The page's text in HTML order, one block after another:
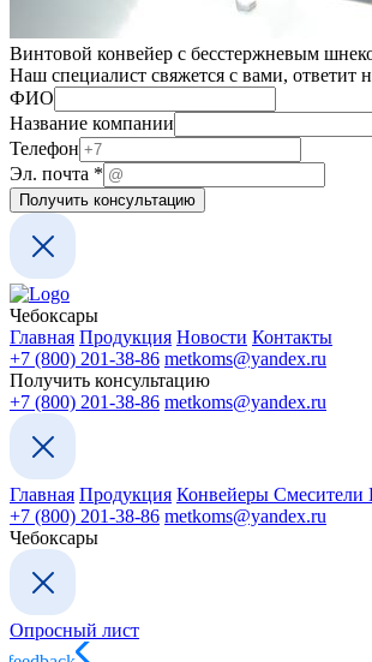
Винтовой конвейер с бесстержневым
Наш специалист свяжется с вами, ответит
ФИО
Название компании
Телефон
компании
Телефон
Эл.
Эл. почта *
Получить консультацию
Чебоксары
Главная Продукция Новости Контакты
+7 (800) 201-38-86 metkoms@yandex.ru
Получить консультацию
+7 (800) 201-38-86 metkoms@yandex.ru
Главная Продукция Конвейеры Смесители
+7 (800) 201-38-86 metkoms@yandex.ru
Чебоксары
Опросный лист